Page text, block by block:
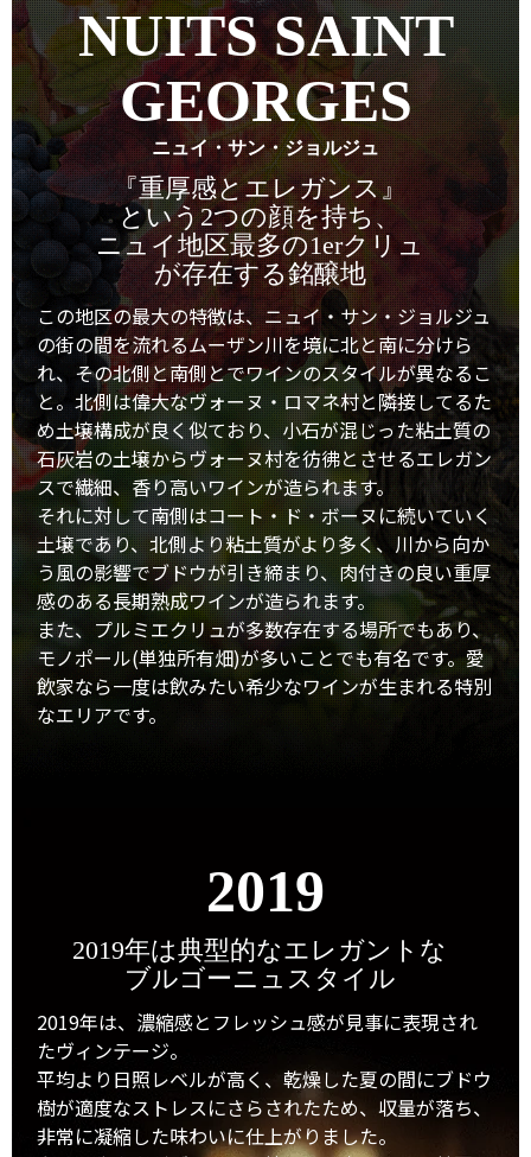
NUITS SAINT
GEORGES
ニュイ・サン・ジョルジュ
『重厚感とエレガンス』
という2つの顔を持ち、
ニュイ地区最多の1erクリュ
が存在する銘醸地
この地区の最大の特徴は、ニュイ・サン・ジョルジュ
の街の間を流れるムーザン川を境に北と南に分けら
れ、その北側と南側とでワインのスタイルが異なるこ
と。北側は偉大なヴォーヌ・ロマネ村と隣接してるた
め土壌構成が良く似ており、小石が混じった粘土質の
石灰岩の土壌からヴォーヌ村を彷彿とさせるエレガン
スで繊細、香り高いワインが造られます。
それに対して南側はコート・ド・ボーヌに続いていく
土壌であり、北側より粘土質がより多く、川から向か
う風の影響でブドウが引き締まり、肉付きの良い重厚
感のある長期熟成ワインが造られます。
また、プルミエクリュが多数存在する場所でもあり、
モノポール(単独所有畑)が多いことでも有名です。愛
飲家なら一度は飲みたい希少なワインが生まれる特別
なエリアです。
2019
2019年は典型的なエレガントな
ブルゴーニュスタイル
2019年は、濃縮感とフレッシュ感が見事に表現され
たヴィンテージ。
平均より日照レベルが高く、乾燥した夏の間にブドウ
樹が適度なストレスにさらされたため、収量が落ち、
非常に凝縮した味わいに仕上がりました。